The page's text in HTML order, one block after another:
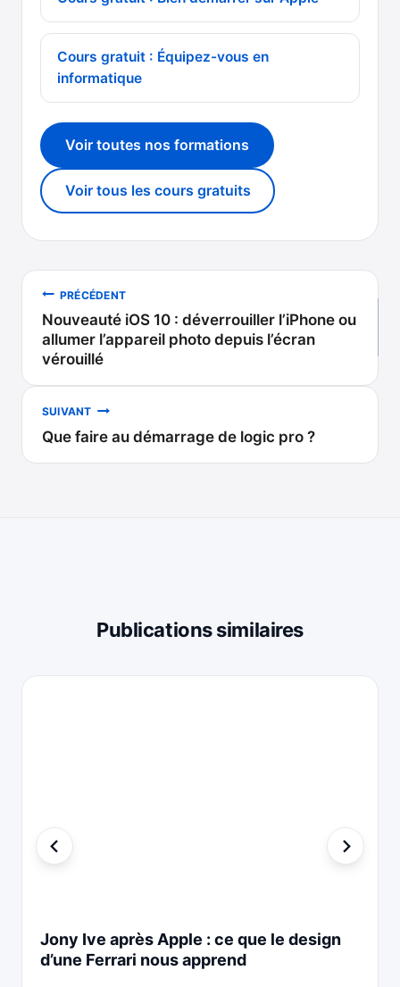
Cours gratuit : Équipez-vous en
informatique
Voir toutes nos formations
Voir tous les cours gratuits
Navigation
de
l’article
PRÉCÉDENT
Nouveauté iOS 10 : déverrouiller l’iPhone ou
allumer l’appareil photo depuis l’écran
vérouillé
SUIVANT
Que faire au démarrage de logic pro ?
Publications similaires
Jony Ive après Apple : ce que le design
d’une Ferrari nous apprend